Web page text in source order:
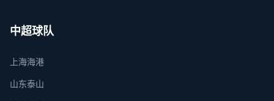
中超球队
上海海港
山东泰山